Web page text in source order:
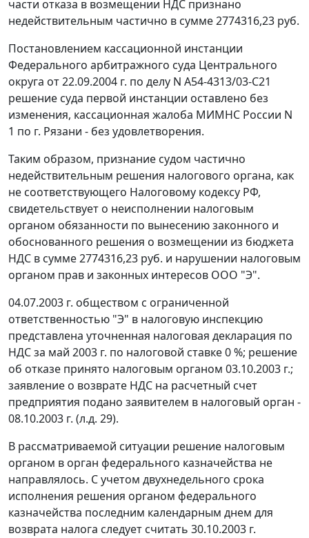
части отказа в возмещении НДС признано
недействительным частично в сумме 2774316,23 руб.
Постановлением кассационной инстанции
Федерального арбитражного суда Центрального
округа от 22.09.2004 г. по делу N А54-4313/03-С21
решение суда первой инстанции оставлено без
изменения, кассационная жалоба МИМНС России N
1 по г. Рязани - без удовлетворения.
Таким образом, признание судом частично
недействительным решения налогового органа, как
не соответствующего Налоговому кодексу РФ,
свидетельствует о неисполнении налоговым
органом обязанности по вынесению законного и
обоснованного решения о возмещении из бюджета
НДС в сумме 2774316,23 руб. и нарушении налоговым
органом прав и законных интересов ООО "Э".
04.07.2003 г. обществом с ограниченной
ответственностью "Э" в налоговую инспекцию
представлена уточненная налоговая декларация по
НДС за май 2003 г. по налоговой ставке 0 %; решение
об отказе принято налоговым органом 03.10.2003 г.;
заявление о возврате НДС на расчетный счет
предприятия подано заявителем в налоговый орган -
08.10.2003 г. (л.д. 29).
В рассматриваемой ситуации решение налоговым
органом в орган федерального казначейства не
направлялось. С учетом двухнедельного срока
исполнения решения органом федерального
казначейства последним календарным днем для
возврата налога следует считать 30.10.2003 г.